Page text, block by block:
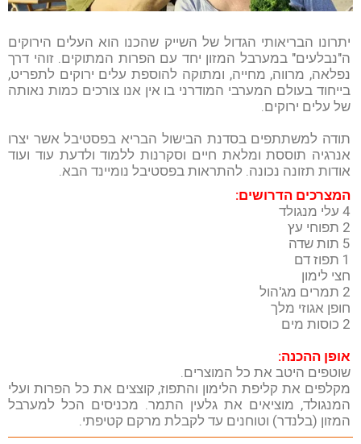
יתרונו הבריאותי הגדול של השייק שהכנו הוא העלים הירוקים
ה"נבלעים" במערבל המזון יחד עם הפרות המתוקים. זוהי דרך
נפלאה, מרווה, מחייה, ומתוקה להוספת עלים ירוקים לתפריט,
בייחוד בעולם המערבי המודרני בו אין אנו צורכים כמות נאותה
של עלים ירוקים.
תודה למשתתפים בסדנת הבישול הבריא בפסטיבל אשר יצרו
אנרגיה תוססת ומלאת חיים וסקרנות ללמוד ולדעת עוד ועוד
אודות תזונה נכונה. להתראות בפסטיבל נומיינד הבא.
המצרכים הדרושים:
4 עלי מנגולד
2 תפוחי עץ
5 תות שדה
1 תפוז דם
חצי לימון
2 תמרים מג'הול
חופן אגוזי מלך
2 כוסות מים
אופן ההכנה:
שוטפים היטב את כל המוצרים.
מקלפים את קליפת הלימון והתפוז, קוצצים את כל הפרות ועלי
המנגולד, מוציאים את גלעין התמר. מכניסים הכל למערבל
המזון (בלנדר) וטוחנים עד לקבלת מרקם קטיפתי.